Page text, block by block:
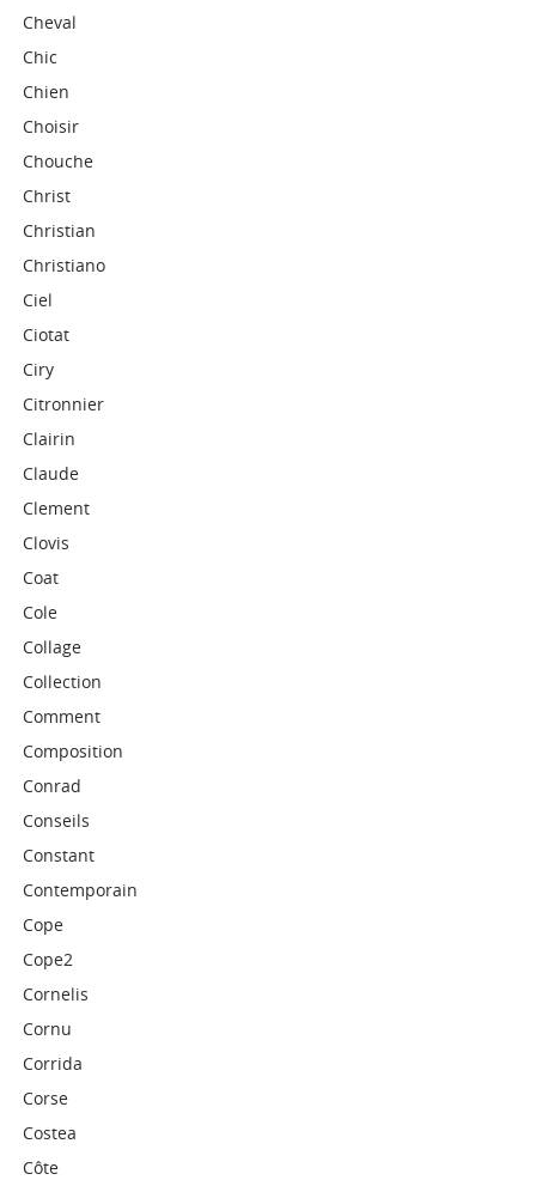
Cheval
Chic
Chien
Choisir
Chouche
Christ
Christian
Christiano
Ciel
Ciotat
Ciry
Citronnier
Clairin
Claude
Clement
Clovis
Coat
Cole
Collage
Collection
Comment
Composition
Conrad
Conseils
Constant
Contemporain
Cope
Cope2
Cornelis
Cornu
Corrida
Corse
Costea
Côte